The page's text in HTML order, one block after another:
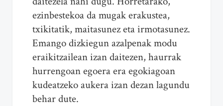
ezinbestekoa da mugak erakustea,
txikitatik, maitasunez eta irmotasunez.
Emango dizkiegun azalpenak modu
eraikitzailean izan daitezen, haurrak
hurrengoan egoera era egokiagoan
kudeatzeko aukera izan dezan lagundu
behar dute.